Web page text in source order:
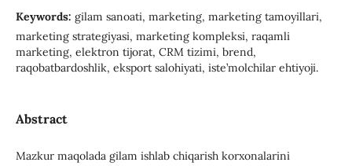
Keywords: gilam sanoati, marketing, marketing tamoyillari,
marketing strategiyasi, marketing kompleksi, raqamli
marketing, elektron tijorat, CRM tizimi, brend,
raqobatbardoshlik, eksport salohiyati, iste’molchilar ehtiyoji.
Abstract
Mazkur maqolada gilam ishlab chiqarish korxonalarini